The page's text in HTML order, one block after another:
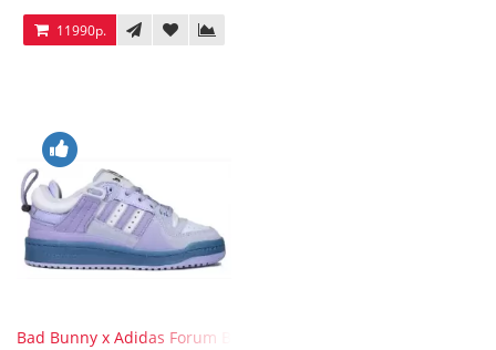
11990р.
Bad Bunny x Adidas Forum Buckle Low Purple Blue